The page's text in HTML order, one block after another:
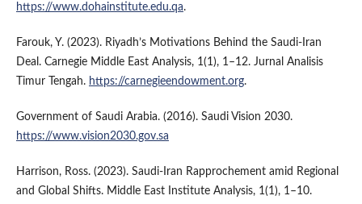
https://www.dohainstitute.edu.qa.
Farouk, Y. (2023). Riyadh’s Motivations Behind the Saudi-Iran
Deal. Carnegie Middle East Analysis, 1(1), 1–12. Jurnal Analisis
Timur Tengah. https://carnegieendowment.org.
Government of Saudi Arabia. (2016). Saudi Vision 2030.
https://www.vision2030.gov.sa
Harrison, Ross. (2023). Saudi-Iran Rapprochement amid Regional
and Global Shifts. Middle East Institute Analysis, 1(1), 1–10.